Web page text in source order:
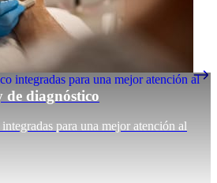
diagnóstico
para una mejor atención al